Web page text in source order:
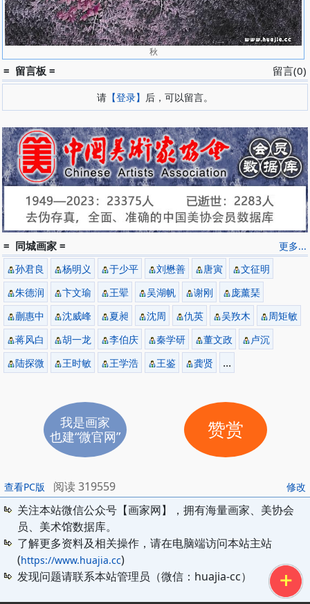
秋
留言(0)
= 留言板 =
请 【登录】 后，可以留言。
更多...
= 同城画家 =
孙君良 杨明义 于少平 刘懋善 唐寅
文征明
朱德润
卞文瑜 王翚 吴湖帆 谢刚
庞薰琹
蒯惠中
沈威峰 夏昶 沈周 仇英 吴䍩木
周矩敏
蒋风白
胡一龙 李伯庆 秦学研 董文政
卢沉
陆探微
王时敏 王学浩 王鉴 龚贤 ...
我是画家
也建“微官网”
赞赏
修改
查看PC版
阅读 319559
关注本站微信公众号【画家网】，拥有海量画家、美协会
员、美术馆数据库。
了解更多资料及相关操作，请在电脑端访问本站主站
(https://www.huajia.cc)
发现问题请联系本站管理员（微信：huajia-cc）